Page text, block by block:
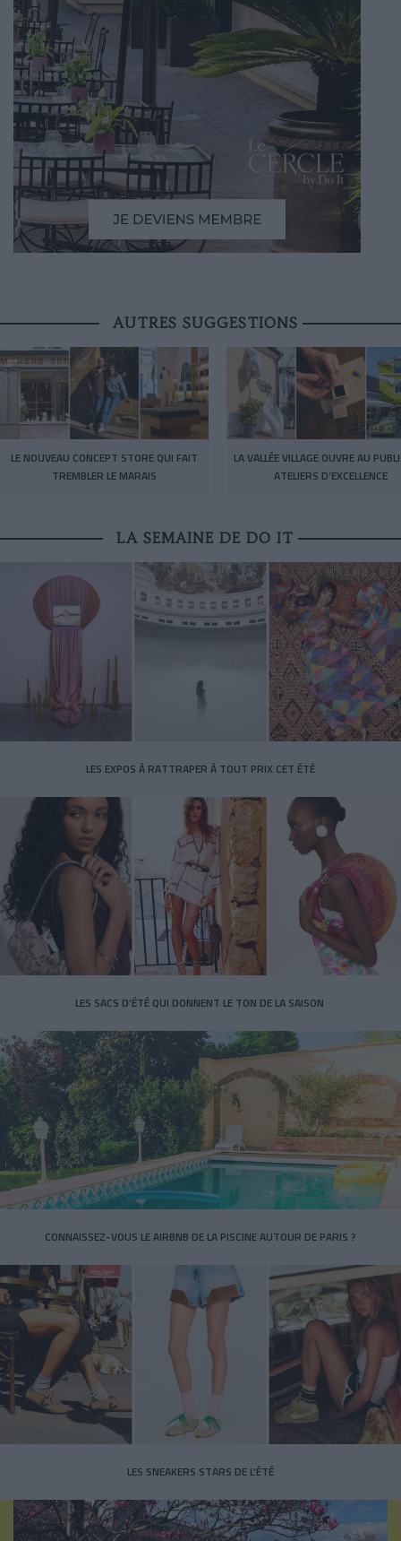
AUTRES SUGGESTIONS
LE NOUVEAU CONCEPT STORE QUI FAIT
TREMBLER LE MARAIS
LA VALLÉE VILLAGE OUVRE AU
ATELIERS D’EXCELLENCE
LA SEMAINE DE DO IT
LES EXPOS À RATTRAPER À TOUT PRIX CET ÉTÉ
LES SACS D’ÉTÉ QUI DONNENT LE TON DE LA SAISON
CONNAISSEZ-VOUS LE AIRBNB DE LA PISCINE AUTOUR DE PARIS ?
LES SNEAKERS STARS DE L’ÉTÉ